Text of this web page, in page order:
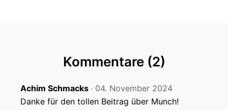
Kommentare (2)
Achim Schmacks ‧ 04. November 2024
Danke für den tollen Beitrag über Munch!